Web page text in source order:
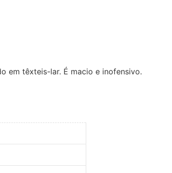
em têxteis-lar. É macio e inofensivo.